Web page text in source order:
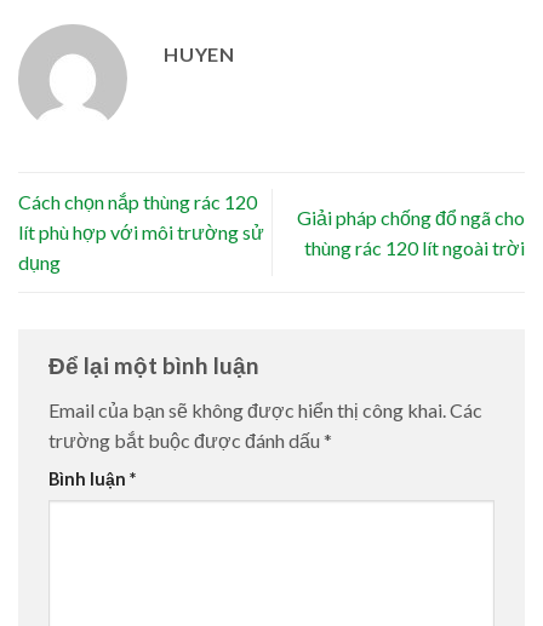
HUYEN
Cách chọn nắp thùng rác 120
lít phù hợp với môi trường sử
dụng
Giải pháp chống đổ ngã cho
thùng rác 120 lít ngoài trời
Để lại một bình luận
Email của bạn sẽ không được hiển thị công khai.Các
trường bắt buộc được đánh dấu *
Bình luận *